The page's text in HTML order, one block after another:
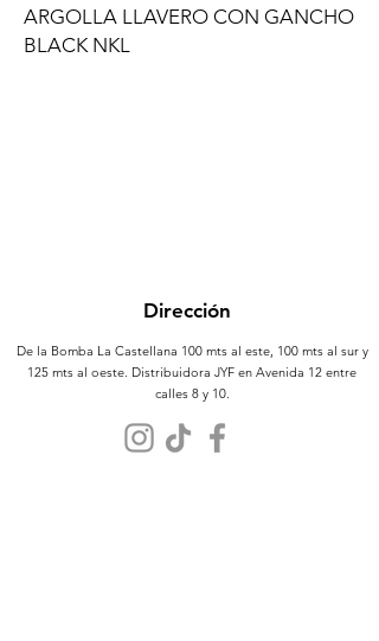
ARGOLLA LLAVERO CON GANCHO
BLACK NKL
Dirección
De la Bomba La Castellana 100 mts al este, 100 mts al sur y
125 mts al oeste. Distribuidora JYF en Avenida 12 entre
calles 8 y 10.